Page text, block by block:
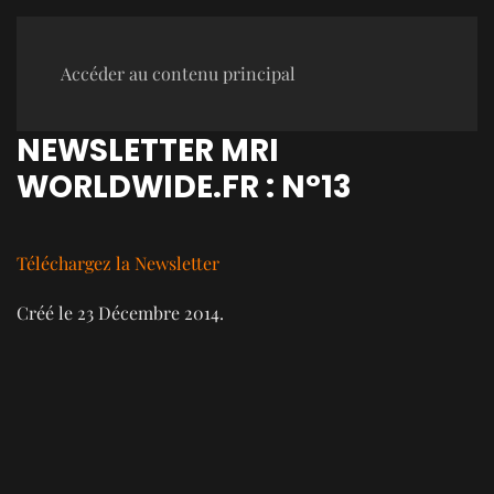
Accéder au contenu principal
NEWSLETTER MRI
WORLDWIDE.FR : N°13
Téléchargez la Newsletter
Créé le 23 Décembre 2014.